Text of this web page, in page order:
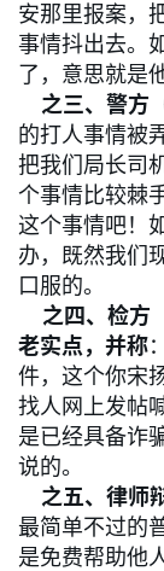
安那里报案，
事情抖出去。
了，意思就是
之三、警方
的打人事情被
把我们局长司
个事情比较棘
这个事情吧！
办，既然我们
口服的。
之四、检方
老实点，并称
件，这个你宋
找人网上发帖
是已经具备诈
说的。
之五、律师
最简单不过的
是免费帮助他